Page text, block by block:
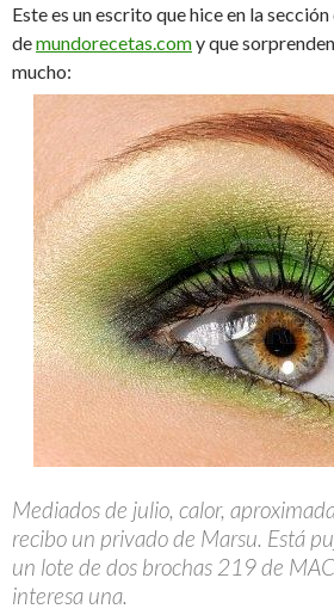
Este es un escrito que hice en la
demundorecetas.comy que
mucho:
Mediados de julio, calor,
recibo un privado de Marsu. Está
un lote de dos brochas 219 de
interesa una.